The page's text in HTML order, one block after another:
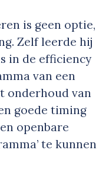
is geen optie,
Zelf leerde hij
in de efficiency
van een
onderhoud van
goede timing
openbare
te kunnen